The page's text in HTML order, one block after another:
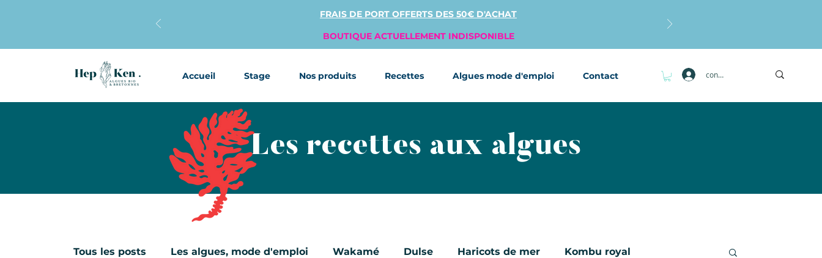
FRAIS DE PORT OFFERTS DES 50€ D'ACHAT
BOUTIQUE ACTUELLEMENT INDISPONIBLE
Accueil Stage Nos produits Recettes Algues mode d'emploi Contact connexion
Les recettes aux algues
Tous les posts Les algues, mode d'emploi Wakamé Dulse Haricots de mer Kombu royal